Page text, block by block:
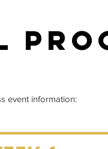
event information: